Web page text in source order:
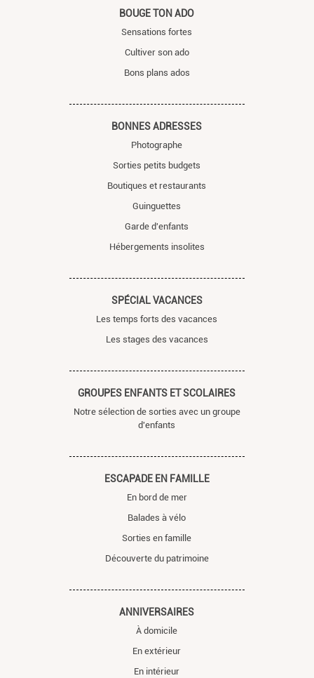
BOUGE TON ADO
Sensations fortes
Cultiver son ado
Bons plans ados
BONNES ADRESSES
Photographe
Sorties petits budgets
Boutiques et restaurants
Guinguettes
Garde d'enfants
Hébergements insolites
SPÉCIAL VACANCES
Les temps forts des vacances
Les stages des vacances
GROUPES ENFANTS ET SCOLAIRES
Notre sélection de sorties avec un groupe
d'enfants
ESCAPADE EN FAMILLE
En bord de mer
Balades à vélo
Sorties en famille
Découverte du patrimoine
ANNIVERSAIRES
À domicile
En extérieur
En intérieur